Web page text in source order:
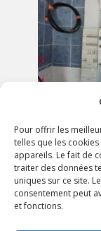
Pour offrir les
telles que les
appareils. Le fait de
traiter des données
uniques sur ce site.
consentement peut
et fonctions.